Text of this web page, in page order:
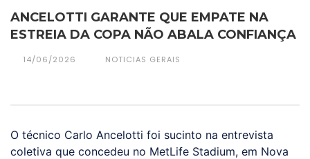
ANCELOTTI GARANTE QUE EMPATE NA
ESTREIA DA COPA NÃO ABALA CONFIANÇA
14/06/2026 NOTICIAS GERAIS
O técnico Carlo Ancelotti foi sucinto na entrevista
coletiva que concedeu no MetLife Stadium, em Nova